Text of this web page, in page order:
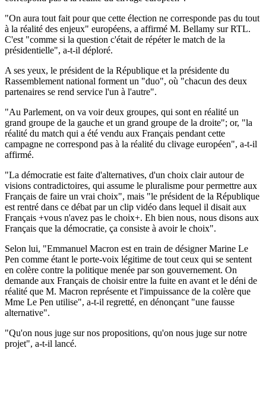
"On aura tout fait pour que cette élection ne corresponde pas du tout
à la réalité des enjeux" européens, a affirmé M. Bellamy sur RTL.
C'est "comme si la question c'était de répéter le match de la
présidentielle", a-t-il déploré.
A ses yeux, le président de la République et la présidente du
Rassemblement national forment un "duo", où "chacun des deux
partenaires se rend service l'un à l'autre".
"Au Parlement, on va voir deux groupes, qui sont en réalité un
grand groupe de la gauche et un grand groupe de la droite"; or, "la
réalité du match qui a été vendu aux Français pendant cette
campagne ne correspond pas à la réalité du clivage européen", a-t-il
affirmé.
"La démocratie est faite d'alternatives, d'un choix clair autour de
visions contradictoires, qui assume le pluralisme pour permettre aux
Français de faire un vrai choix", mais "le président de la République
est rentré dans ce débat par un clip vidéo dans lequel il disait aux
Français +vous n'avez pas le choix+. Eh bien nous, nous disons aux
Français que la démocratie, ça consiste à avoir le choix".
Selon lui, "Emmanuel Macron est en train de désigner Marine Le
Pen comme étant le porte-voix légitime de tout ceux qui se sentent
en colère contre la politique menée par son gouvernement. On
demande aux Français de choisir entre la fuite en avant et le déni de
réalité que M. Macron représente et l'impuissance de la colère que
Mme Le Pen utilise", a-t-il regretté, en dénonçant "une fausse
alternative".
"Qu'on nous juge sur nos propositions, qu'on nous juge sur notre
projet", a-t-il lancé.